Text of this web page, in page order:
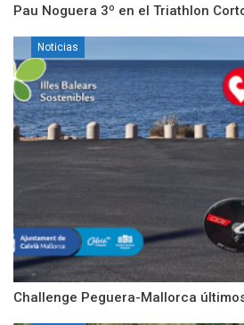
Pau Noguera 3º en el Triathlon
Noticias
Challenge Peguera-Mallorca